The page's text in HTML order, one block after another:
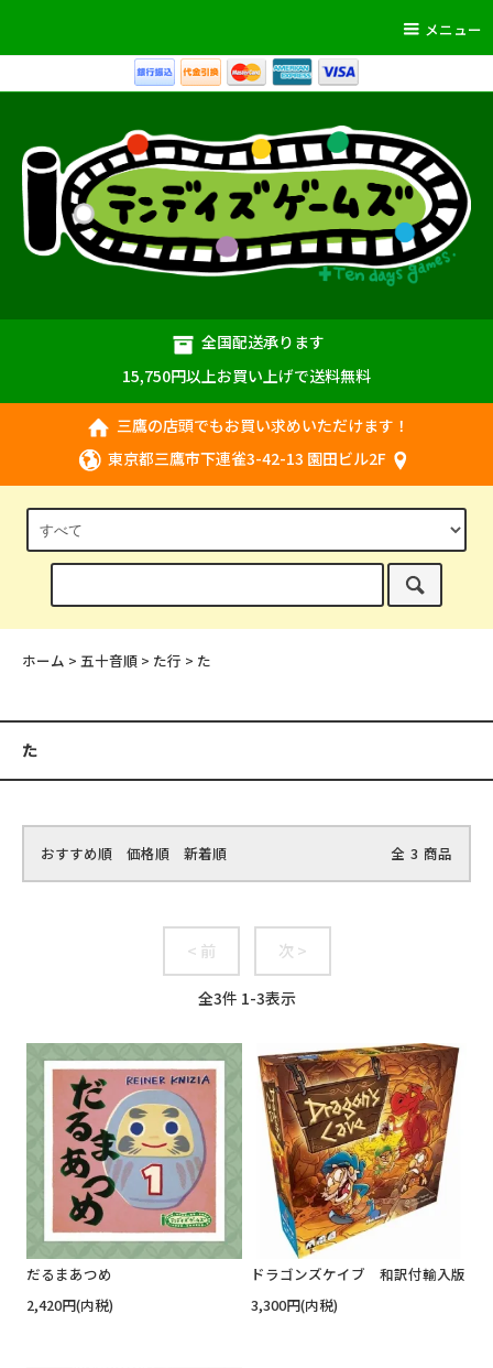
メニュー
全国配送承ります
15,750円以上お買い上げで送料無料
三鷹の店頭でもお買い求めいただけます！
東京都三鷹市下連雀3-42-13 園田ビル2F
ホーム > 五十音順 > た行 > た
た
おすすめ順 価格順 新着順 全 3 商品
< 前 次 >
全3件 1-3表示
だるまあつめ
2,420円(内税)
ドラゴンズケイブ 和訳付輸入版
3,300円(内税)